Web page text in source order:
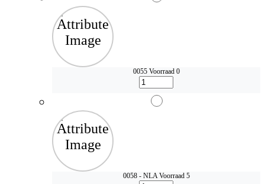
0055 Voorraad 0
0058 - NLAVoorraad 5